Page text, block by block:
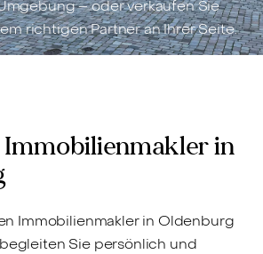
– oder verkaufen Sie
richtigen Partner an Ihrer Seite.
in
Immobilienmakler in Oldenburg
Sie persönlich und